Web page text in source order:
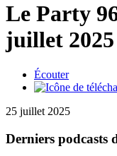
Le Party
juillet 2025
Écouter
25 juillet 2025
Derniers podcasts